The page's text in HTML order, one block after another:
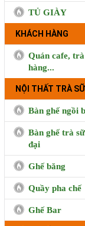
TỦ GIÀY
KHÁCH HÀNG
Quán cafe,
hàng...
NỘI THẤT TRÀ
Bàn ghế ngồi
Bàn ghế trà
đại
Ghế băng
Quầy pha chế
Ghế Bar